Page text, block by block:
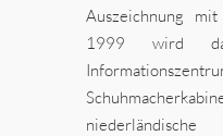
Auszeichnung
1999 wird